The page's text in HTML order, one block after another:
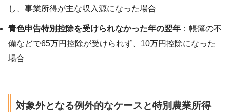
し、事業所得が主な収入源になった場合
青色申告特別控除を受けられなかった年の翌年 ：帳簿の不
備などで65万円控除が受けられず、10万円控除になった
場合
対象外となる例外的なケースと特別農業所得